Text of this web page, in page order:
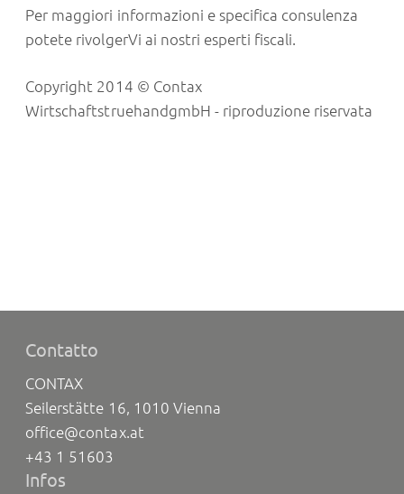
Per maggiori informazioni e specifica consulenza
potete rivolgerVi ai nostri esperti fiscali.
Copyright 2014 © Contax
WirtschaftstruehandgmbH - riproduzione riservata
Contatto
CONTAX
Seilerstätte 16, 1010 Vienna
office@contax.at
+43 1 51603
Infos